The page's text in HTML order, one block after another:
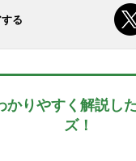
る
かりやすく解説し
ズ！